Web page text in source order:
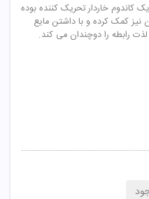
یک کاندوم خاردار تحریک کننده بوده
نیز کمک کرده و با داشتن مایع
رابطه را دوچندان می کند.